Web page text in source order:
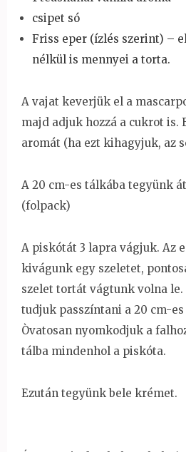
csipet só
Friss eper (ízlés szerint) –
nélkül is mennyei a torta.
A vajat keverjük el a
majd adjuk hozzá a cukrot is.
aromát (ha ezt kihagyjuk, az
A 20 cm-es tálkába tegyünk
(folpack)
A piskótát 3 lapra vágjuk. Az
kivágunk egy szeletet,
szelet tortát vágtunk volna
tudjuk passzíntani a 20 cm-
Òvatosan nyomkodjuk a
tálba mindenhol a piskóta.
Ezután tegyünk bele krémet.